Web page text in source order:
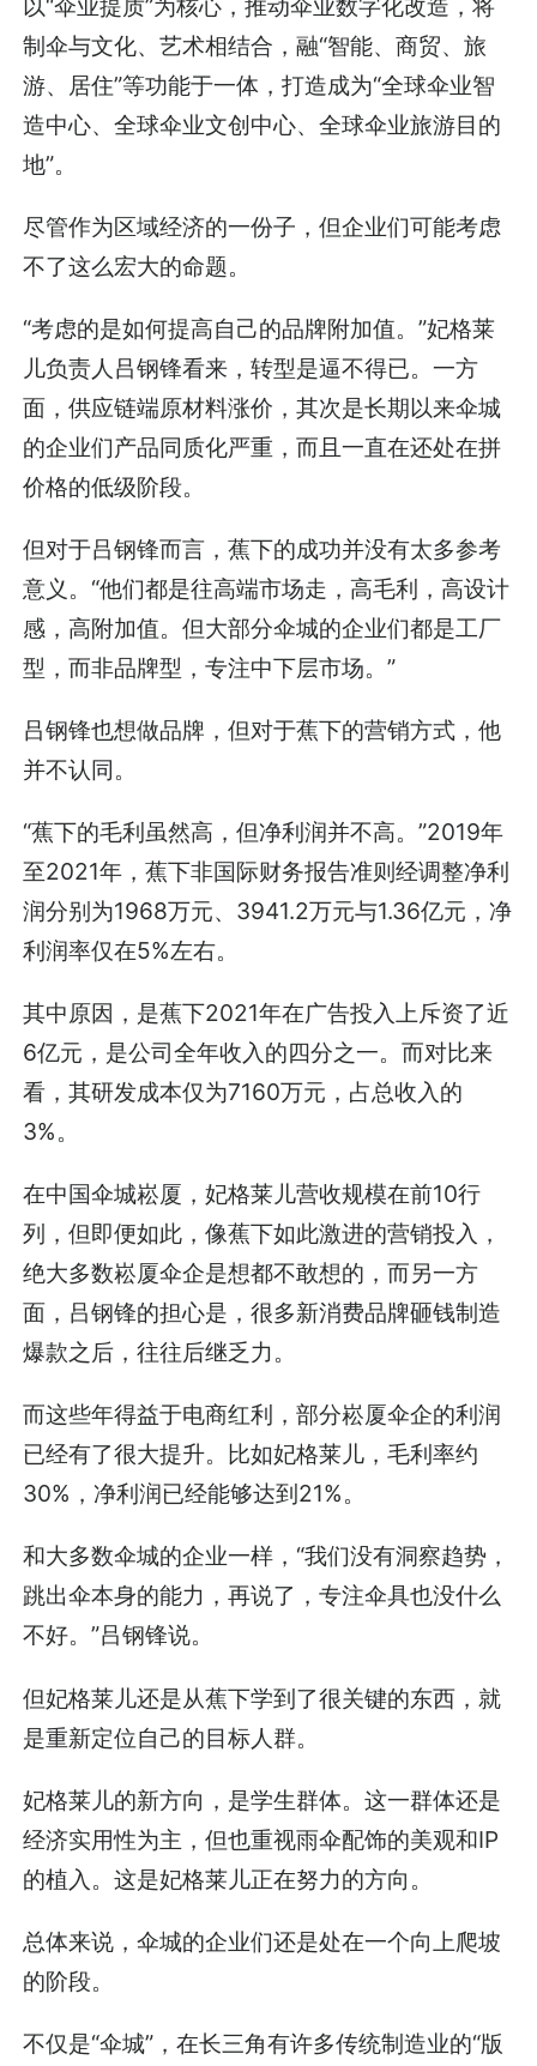
制伞与文化、艺术相结合，融“智能、商贸、旅
游、居住”等功能于一体，打造成为“全球伞业智
造中心、全球伞业文创中心、全球伞业旅游目的
地”。
尽管作为区域经济的一份子，但企业们可能考虑
不了这么宏大的命题。
“考虑的是如何提高自己的品牌附加值。”妃格莱
儿负责人吕钢锋看来，转型是逼不得已。一方
面，供应链端原材料涨价，其次是长期以来伞城
的企业们产品同质化严重，而且一直在还处在拼
价格的低级阶段。
但对于吕钢锋而言，蕉下的成功并没有太多参考
意义。“他们都是往高端市场走，高毛利，高设计
感，高附加值。但大部分伞城的企业们都是工厂
型，而非品牌型，专注中下层市场。”
吕钢锋也想做品牌，但对于蕉下的营销方式，他
并不认同。
“蕉下的毛利虽然高，但净利润并不高。”2019年
至2021年，蕉下非国际财务报告准则经调整净利
润分别为1968万元、3941.2万元与1.36亿元，净
利润率仅在5%左右。
其中原因，是蕉下2021年在广告投入上斥资了近
6亿元，是公司全年收入的四分之一。而对比来
看，其研发成本仅为7160万元，占总收入的
3%。
在中国伞城崧厦，妃格莱儿营收规模在前10行
列，但即便如此，像蕉下如此激进的营销投入，
绝大多数崧厦伞企是想都不敢想的，而另一方
面，吕钢锋的担心是，很多新消费品牌砸钱制造
爆款之后，往往后继乏力。
而这些年得益于电商红利，部分崧厦伞企的利润
已经有了很大提升。比如妃格莱儿，毛利率约
30%，净利润已经能够达到21%。
和大多数伞城的企业一样，“我们没有洞察趋势，
跳出伞本身的能力，再说了，专注伞具也没什么
不好。”吕钢锋说。
但妃格莱儿还是从蕉下学到了很关键的东西，就
是重新定位自己的目标人群。
妃格莱儿的新方向，是学生群体。这一群体还是
经济实用性为主，但也重视雨伞配饰的美观和IP
的植入。这是妃格莱儿正在努力的方向。
总体来说，伞城的企业们还是处在一个向上爬坡
的阶段。
不仅是“伞城”，在长三角有许多传统制造业的“版